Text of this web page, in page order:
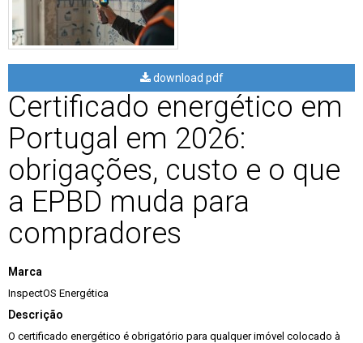
download pdf
Certificado energético em
Portugal em 2026:
obrigações, custo e o que
a EPBD muda para
compradores
Marca
InspectOS Energética
Descrição
O certificado energético é obrigatório para qualquer imóvel colocado à